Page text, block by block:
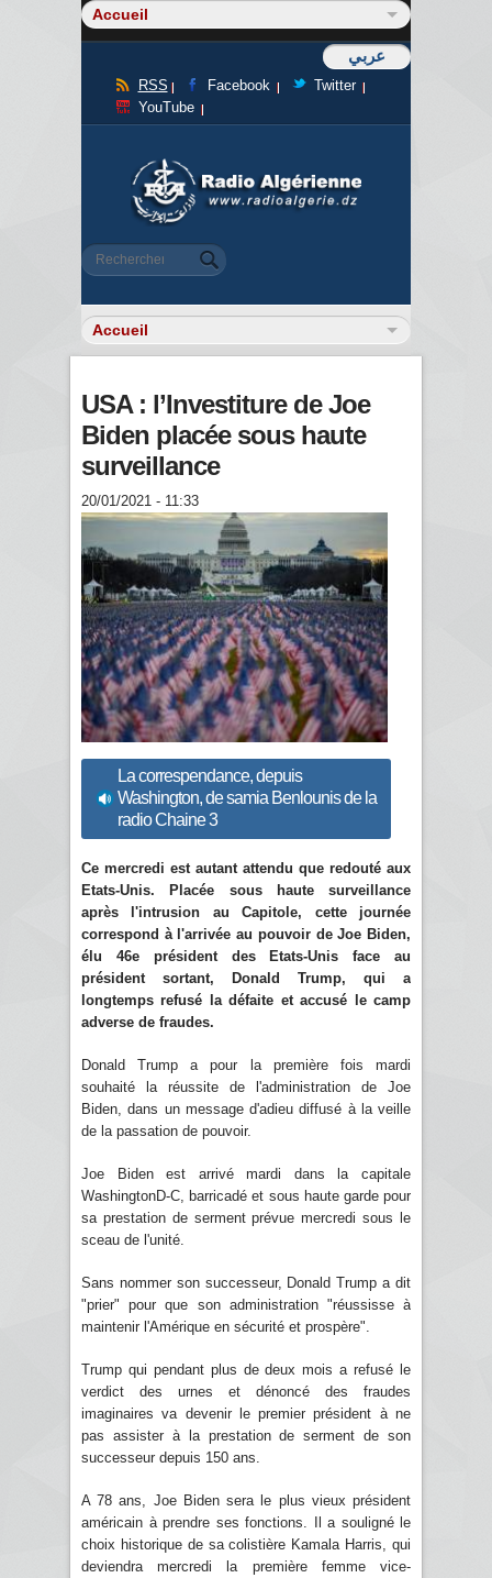
عربي
RSS Facebook
Twitter
YouTube
Formulaire de recherche
Rechercher
USA : l’Investiture de Joe
Biden placée sous haute
surveillance
20/01/2021 - 11:33
La correspendance, depuis
Washington, de samia Benlounis de la
radio Chaine 3
Ce mercredi est autant attendu que redouté aux
Etats-Unis. Placée sous haute surveillance
après l'intrusion au Capitole, cette journée
correspond à l'arrivée au pouvoir de Joe Biden,
élu 46e président des Etats-Unis face au
président sortant, Donald Trump, qui a
longtemps refusé la défaite et accusé le camp
adverse de fraudes.
Donald Trump a pour la première fois mardi
souhaité la réussite de l'administration de Joe
Biden, dans un message d'adieu diffusé à la veille
de la passation de pouvoir.
Joe Biden est arrivé mardi dans la capitale
WashingtonD-C, barricadé et sous haute garde pour
sa prestation de serment prévue mercredi sous le
sceau de l'unité.
Sans nommer son successeur, Donald Trump a dit
"prier" pour que son administration "réussisse à
maintenir l'Amérique en sécurité et prospère".
Trump qui pendant plus de deux mois a refusé le
verdict des urnes et dénoncé des fraudes
imaginaires va devenir le premier président à ne
pas assister à la prestation de serment de son
successeur depuis 150 ans.
A 78 ans, Joe Biden sera le plus vieux président
américain à prendre ses fonctions. Il a souligné le
choix historique de sa colistière Kamala Harris, qui
deviendra mercredi la première femme vice-